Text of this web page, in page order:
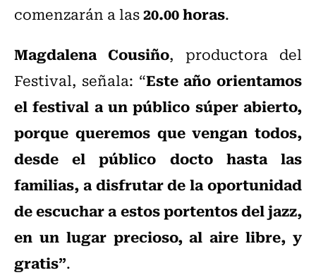
comenzarán a las20.00 horas.
Magdalena Cousiño, productora del
Festival, señala: “Este año orientamos
el festival a un público súper abierto,
porque queremos que vengan todos,
desde el público docto hasta las
familias, a disfrutar de la oportunidad
de escuchar a estos portentos del jazz,
en un lugar precioso, al aire libre, y
gratis”.